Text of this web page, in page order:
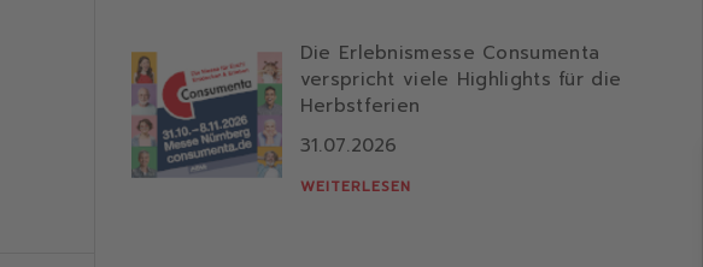
Die Erlebnismesse Consumenta
verspricht viele Highlights für die
Herbstferien
31.07.2026
WEITERLESEN